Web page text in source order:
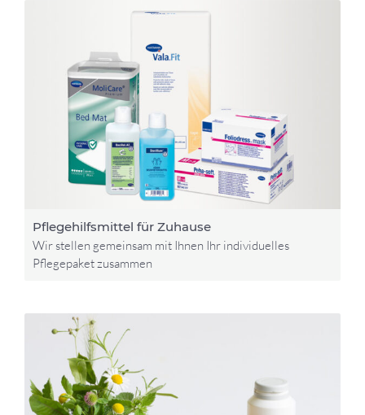
Pflegehilfsmittel für Zuhause
Wir stellen gemeinsam mit Ihnen Ihr individuelles
Pflegepaket zusammen